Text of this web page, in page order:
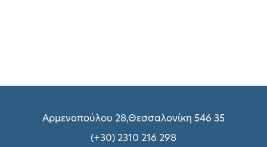
Αρμενοπούλου 28,Θεσσαλονίκη 546 35
(+30) 2310 216 298